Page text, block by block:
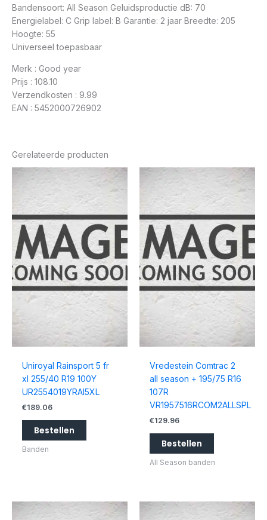
Bandensoort: All Season Geluidsproductie dB: 70
Energielabel: C Grip label: B Garantie: 2 jaar Breedte: 205
Hoogte: 55
Universeel toepasbaar
Merk : Good year
Prijs : 108.10
Verzendkosten : 9.99
EAN : 5452000726902
Gerelateerde producten
Uniroyal Rainsport 5 fr
xl 255/40 R19 100Y
UR2554019YRAI5XL
€189.06
Bestellen
Banden
Vredestein Comtrac 2
all season + 195/75 R16
107R
VR1957516RCOM2ALLSPL
€129.96
Bestellen
All Season banden